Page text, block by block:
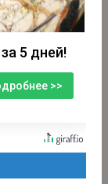
5 дней!
>>